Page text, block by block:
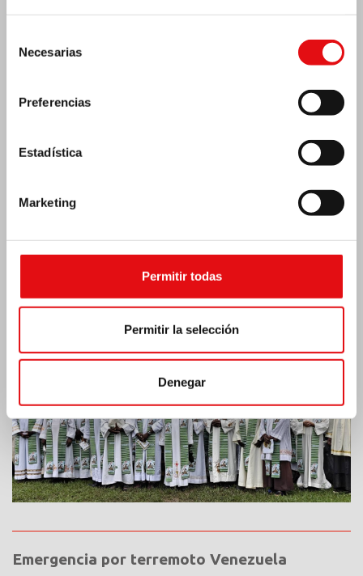
Necesarias
Preferencias
Estadística
Marketing
Permitir todas
Permitir la selección
Denegar
Costa de Marfil: Doble jubileo de plata
Emergencia por terremoto Venezuela